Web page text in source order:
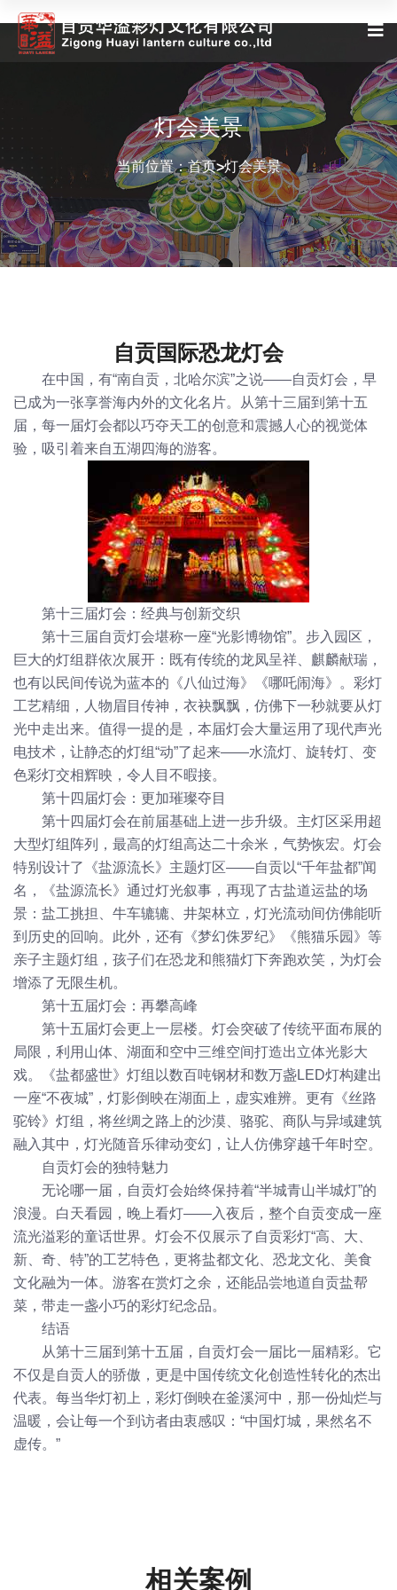
灯会美景
当前位置：首页>灯会美景
自贡国际恐龙灯会
在中国，有“南自贡，北哈尔滨”之说——自贡灯会，早
已成为一张享誉海内外的文化名片。从第十三届到第十五
届，每一届灯会都以巧夺天工的创意和震撼人心的视觉体
验，吸引着来自五湖四海的游客。
第十三届灯会：经典与创新交织
第十三届自贡灯会堪称一座“光影博物馆”。步入园区，
巨大的灯组群依次展开：既有传统的龙凤呈祥、麒麟献瑞，
也有以民间传说为蓝本的《八仙过海》《哪吒闹海》。彩灯
工艺精细，人物眉目传神，衣袂飘飘，仿佛下一秒就要从灯
光中走出来。值得一提的是，本届灯会大量运用了现代声光
电技术，让静态的灯组“动”了起来——水流灯、旋转灯、变
色彩灯交相辉映，令人目不暇接。
第十四届灯会：更加璀璨夺目
第十四届灯会在前届基础上进一步升级。主灯区采用超
大型灯组阵列，最高的灯组高达二十余米，气势恢宏。灯会
特别设计了《盐源流长》主题灯区——自贡以“千年盐都”闻
名，《盐源流长》通过灯光叙事，再现了古盐道运盐的场
景：盐工挑担、牛车辘辘、井架林立，灯光流动间仿佛能听
到历史的回响。此外，还有《梦幻侏罗纪》《熊猫乐园》等
亲子主题灯组，孩子们在恐龙和熊猫灯下奔跑欢笑，为灯会
增添了无限生机。
第十五届灯会：再攀高峰
第十五届灯会更上一层楼。灯会突破了传统平面布展的
局限，利用山体、湖面和空中三维空间打造出立体光影大
戏。《盐都盛世》灯组以数百吨钢材和数万盏LED灯构建出
一座“不夜城”，灯影倒映在湖面上，虚实难辨。更有《丝路
驼铃》灯组，将丝绸之路上的沙漠、骆驼、商队与异域建筑
融入其中，灯光随音乐律动变幻，让人仿佛穿越千年时空。
自贡灯会的独特魅力
无论哪一届，自贡灯会始终保持着“半城青山半城灯”的
浪漫。白天看园，晚上看灯——入夜后，整个自贡变成一座
流光溢彩的童话世界。灯会不仅展示了自贡彩灯“高、大、
新、奇、特”的工艺特色，更将盐都文化、恐龙文化、美食
文化融为一体。游客在赏灯之余，还能品尝地道自贡盐帮
菜，带走一盏小巧的彩灯纪念品。
结语
从第十三届到第十五届，自贡灯会一届比一届精彩。它
不仅是自贡人的骄傲，更是中国传统文化创造性转化的杰出
代表。每当华灯初上，彩灯倒映在釜溪河中，那一份灿烂与
温暖，会让每一个到访者由衷感叹：“中国灯城，果然名不
虚传。”
相关案例